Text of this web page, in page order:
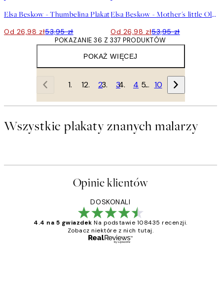
Elsa Beskow - Thumbelina Plakat
Od 26,98 zł53,95 zł
Elsa Beskow - Mother's little Olle Plakat
Od 26,98 zł53,95 zł
POKAŻ WIĘCEJ
POKAZANIE 36 Z 337 PRODUKTÓW
1 2 3 4 … 10
Wszystkie plakaty znanych malarzy
Opinie klientów
DOSKONALI
4.4 na 5 gwiazdek Na podstawie 108435 recenzji.
Zobacz niektóre z nich tutaj.